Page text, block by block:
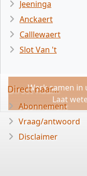
Jeeninga
Anckaert
Calllewaert
Slot Van 't
Werk samen in
Laat
Direct naar...
Abonnement
Vraag/antwoord
Disclaimer